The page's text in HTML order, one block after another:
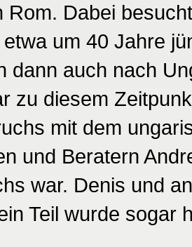
Rom. Dabei
um 40 Jahre
dann auch nach
zu diesem
mit dem
und Beratern
war. Denis und
Teil wurde sogar